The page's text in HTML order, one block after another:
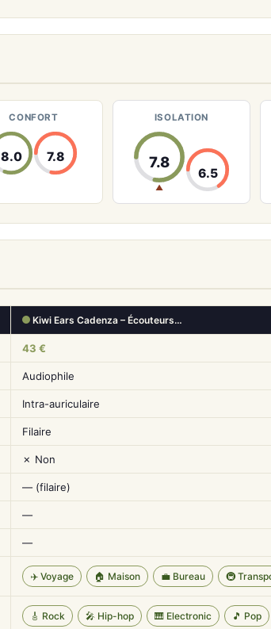
CONFORT
8.0 7.8
ISOLATION
7.8
▲
6.5
Kiwi Ears Cadenza – Écouteurs…
43 €
Audiophile
Intra-auriculaire
Filaire
✗ Non
— (filaire)
—
—
✈️ Voyage 🏠 Maison 💼 Bureau 🚇
🎸 Rock 🎤 Hip-hop 🎹 Electronic 🎵 Pop